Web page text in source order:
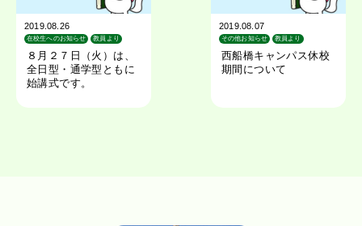
2019.08.26
在校生へのお知らせ 教員より
８月２７日（火）は、
全日型・通学型ともに
始講式です。
2019.08.07
その他お知らせ
教員より
西船橋キャンパス休校
期間について